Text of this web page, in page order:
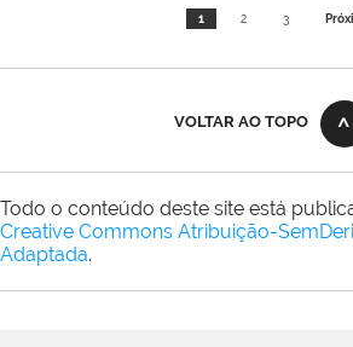
1 2 3
VOLTAR AO TOPO
Todo o conteúdo deste site está
Creative Commons Atribuição-
Adaptada.